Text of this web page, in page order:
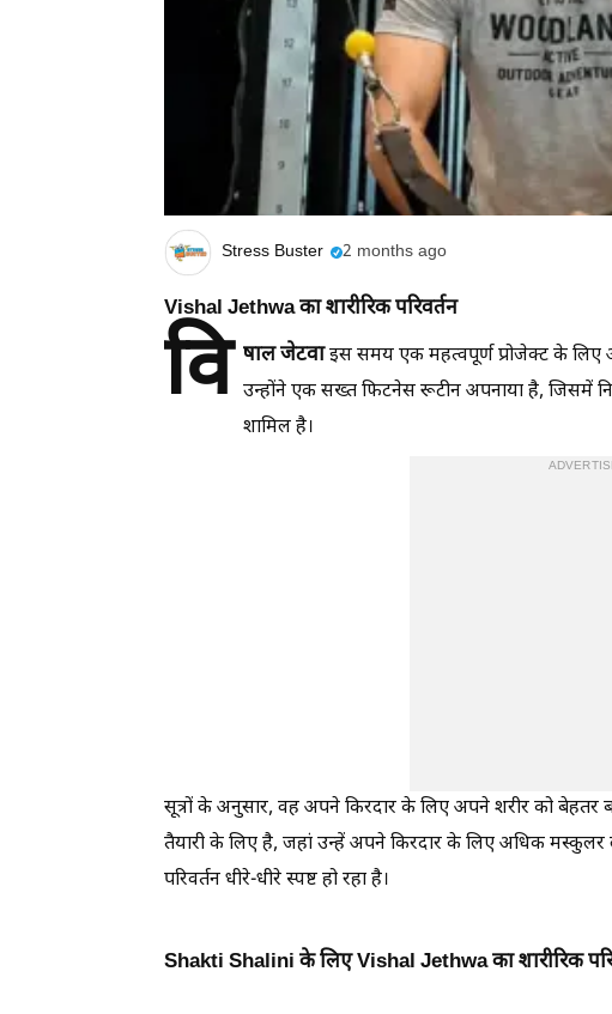
Stress Buster 2 months ago
Vishal Jethwa का शारीरिक परिवर्तन
वि षाल जेटवाइस समय एक महत्वपूर्ण प्रोजेक्ट के लिए
उन्होंने एक सख्त फिटनेस रूटीन अपनाया है, जिसमें
शामिल है।
सूत्रों के अनुसार, वह अपने किरदार के लिए अपने शरीर को बेहतर
तैयारी के लिए है, जहां उन्हें अपने किरदार के लिए अधिक
परिवर्तन धीरे-धीरे स्पष्ट हो रहा है।
Shakti Shalini के लिए Vishal Jethwa का शारीरिक